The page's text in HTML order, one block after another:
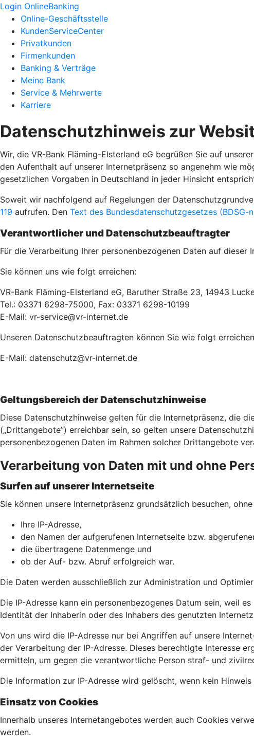
Login OnlineBanking
Online-Geschäftsstelle
KundenServiceCenter
Privatkunden
Firmenkunden
Banking & Verträge
Meine Bank
Service & Mehrwerte
Karriere
Datenschutzhinweis zur
Wir, die VR-Bank Fläming-Elsterland eG begrüßen Sie auf
den Aufenthalt auf unserer Internetpräsenz so angenehm wie
gesetzlichen Vorgaben in Deutschland in jeder Hinsicht
Soweit wir nachfolgend auf Regelungen der
119 aufrufen. Den Text des Bundesdatenschutzgesetzes (BDSG-
Verantwortlicher und Datenschutzbeauftragter
Für die Verarbeitung Ihrer personenbezogenen Daten auf dieser
Sie können uns wie folgt erreichen:
VR-Bank Fläming-Elsterland eG, Baruther Straße 23, 14943
Tel.: 03371 6298-75000, Fax: 03371 6298-10199
E-Mail: vr-service@vr-internet.de
Unseren Datenschutzbeauftragten können Sie wie folgt
E-Mail: datenschutz@vr-internet.de
Geltungsbereich der Datenschutzhinweise
Diese Datenschutzhinweise gelten für die Internetpräsenz, die
(„Drittangebote”) erreichbar sein, so gelten unsere
personenbezogenen Daten im Rahmen solcher Drittangebote
Verarbeitung von Daten mit und ohne
Surfen auf unserer Internetseite
Sie können unsere Internetpräsenz grundsätzlich besuchen,
Ihre IP-Adresse,
den Namen der aufgerufenen Internetseite bzw.
die übertragene Datenmenge und
ob der Auf- bzw. Abruf erfolgreich war.
Die Daten werden ausschließlich zur Administration und
Die IP-Adresse kann ein personenbezogenes Datum sein, weil
Identität der Inhaberin oder des Inhabers des genutzten
Von uns wird die IP-Adresse nur bei Angriffen auf unsere
der Verarbeitung der IP-Adresse. Dieses berechtigte Interesse
ermitteln, um gegen die verantwortliche Person straf- und
Die Information zur IP-Adresse wird gelöscht, wenn kein
Einsatz von Cookies
Innerhalb unseres Internetangebotes werden auch Cookies
werden.